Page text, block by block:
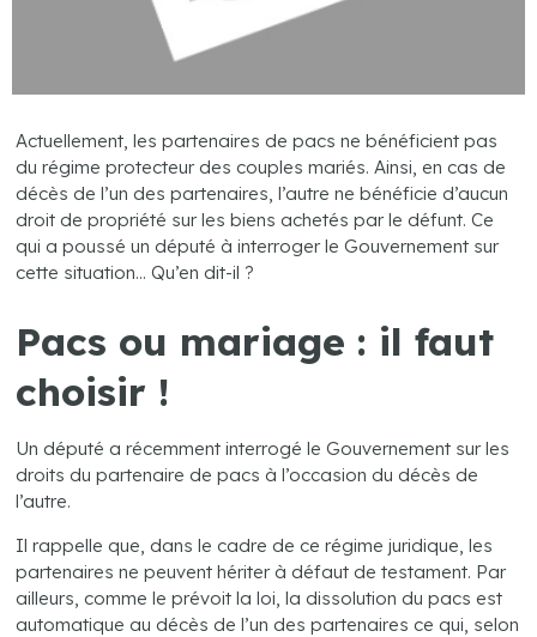
Actuellement, les partenaires de pacs ne bénéficient pas
du régime protecteur des couples mariés. Ainsi, en cas de
décès de l’un des partenaires, l’autre ne bénéficie d’aucun
droit de propriété sur les biens achetés par le défunt. Ce
qui a poussé un député à interroger le Gouvernement sur
cette situation… Qu’en dit-il ?
Pacs ou mariage : il faut
choisir !
Un député a récemment interrogé le Gouvernement sur les
droits du partenaire de pacs à l’occasion du décès de
l’autre.
Il rappelle que, dans le cadre de ce régime juridique, les
partenaires ne peuvent hériter à défaut de testament. Par
ailleurs, comme le prévoit la loi, la dissolution du pacs est
automatique au décès de l’un des partenaires ce qui, selon